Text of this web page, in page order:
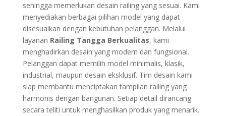
sehingga memerlukan desain railing yang sesuai. Kami
menyediakan berbagai pilihan model yang dapat
disesuaikan dengan kebutuhan pelanggan. Melalui
layanan Railing Tangga Berkualitas, kami
menghadirkan desain yang modern dan fungsional.
Pelanggan dapat memilih model minimalis, klasik,
industrial, maupun desain eksklusif. Tim desain kami
siap membantu menciptakan tampilan railing yang
harmonis dengan bangunan. Setiap detail dirancang
secara teliti untuk menghasilkan produk yang menarik.